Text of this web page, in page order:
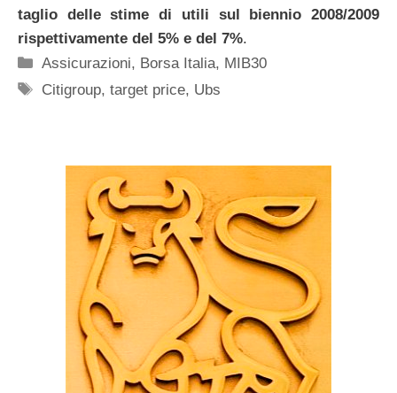
taglio delle stime di utili sul biennio 2008/2009
rispettivamente del 5% e del 7%.
Categorie
Assicurazioni, Borsa Italia, MIB30
Tag
Citigroup,target price, Ubs